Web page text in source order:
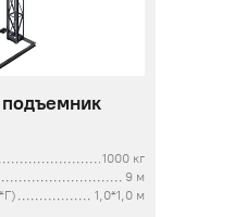
1000 кг
9 м
1,0*1,0 м